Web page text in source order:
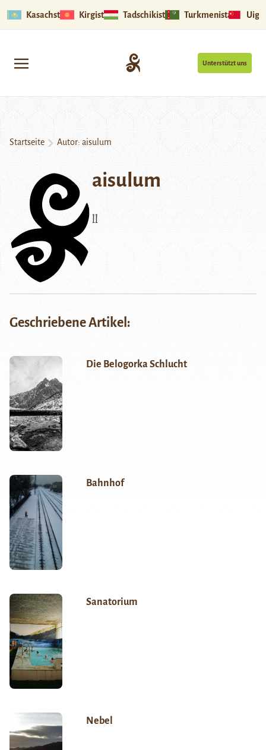
Kasachstan Kirgistan Tadschikistan Turkmenistan
Unterstützt uns
Startseite Autor: aisulum
aisulum
ll
Geschriebene Artikel:
Die Belogorka Schlucht
Bahnhof
Sanatorium
Nebel